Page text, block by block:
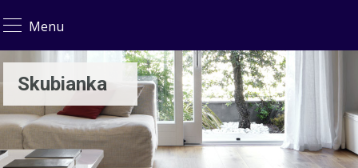
Menu
Skubianka